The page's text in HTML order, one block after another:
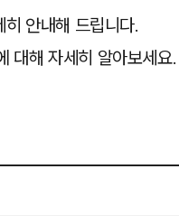
안내해 드립니다.
대해 자세히 알아보세요.